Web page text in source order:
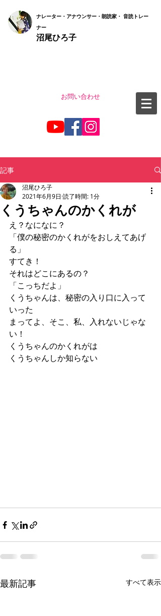
ナレーター・アナウンサー・朗読家・ 音読トレー
ナー
沼尾ひろ子
お問い合わせ
記事
くうちゃんのかくれが
沼尾ひろ子
2021年6月9日 読了時間: 1分
え？なになに？
「僕の秘密のかくれがをおしえてあげ
る」
すてき！
それはどこにあるの？
「こっちだよ」
くうちゃんは、秘密の入り口に入って
いった
まってよ、そこ、私、入れないじゃな
い！
くうちゃんのかくれがは
くうちゃんしか知らない
最新記事 すべて表示